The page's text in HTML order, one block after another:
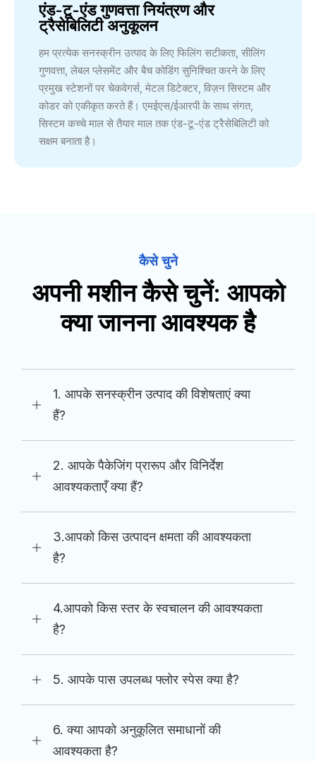
एंड-टू-एंड गुणवत्ता नियंत्रण और
ट्रैसेबिलिटी अनुकूलन
हम प्रत्येक सनस्क्रीन उत्पाद के लिए फिलिंग सटीकता, सीलिंग
गुणवत्ता, लेबल प्लेसमेंट और बैच कोडिंग सुनिश्चित करने के लिए
प्रमुख स्टेशनों पर चेकवेगर्स, मेटल डिटेक्टर, विज़न सिस्टम और
कोडर को एकीकृत करते हैं। एमईएस/ईआरपी के साथ संगत,
सिस्टम कच्चे माल से तैयार माल तक एंड-टू-एंड ट्रैसेबिलिटी को
सक्षम बनाता है।
कैसे चुने
अपनी मशीन कैसे चुनें: आपको
क्या जानना आवश्यक है
1. आपके सनस्क्रीन उत्पाद की विशेषताएं क्या
हैं?
2. आपके पैकेजिंग प्रारूप और विनिर्देश
आवश्यकताएँ क्या हैं?
3.आपको किस उत्पादन क्षमता की आवश्यकता
है?
4.आपको किस स्तर के स्वचालन की आवश्यकता
है?
5. आपके पास उपलब्ध फ्लोर स्पेस क्या है?
6. क्या आपको अनुकूलित समाधानों की
आवश्यकता है?